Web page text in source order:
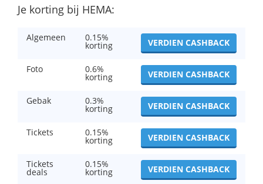
Je korting bij HEMA:
Algemeen 0.15%
korting VERDIEN CASHBACK
Foto 0.6%
korting VERDIEN CASHBACK
Gebak 0.3%
korting VERDIEN CASHBACK
Tickets 0.15%
korting VERDIEN CASHBACK
Tickets
deals
0.15%
korting VERDIEN CASHBACK